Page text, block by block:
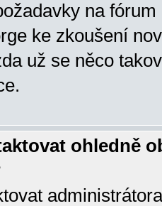
na
ke zkoušení
už se něco
ohledně